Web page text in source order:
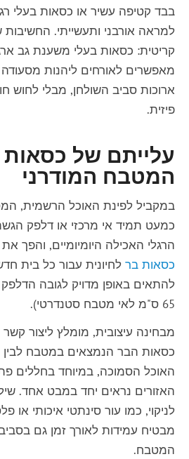
בבד קטיפה עשיר או כסאות בעלי
למראה אורבני ותעשייתי. החשיבות
קריטית: כסאות בעלי משענת גב
מאפשרים לאורחים ליהנות
ארוכות סביב השולחן, מבלי לחוש
פיזית.
עלייתם של כסאות
המטבח המודרני
במקביל לפינת האוכל הרשמית,
כמעט תמיד אי מרכזי או דלפק
הרגלי האכילה היומיומיים, והפך
כסאות ברלחיונית עבור כל בית
להתאים באופן מדויק לגובה
65 ס"מ לאי מטבח סטנדרטי).
מבחינה עיצובית, מומלץ ליצור קשר
כסאות הבר הנמצאים במטבח לבין
האוכל הסמוכה, במיוחד בחללים
האזורים נראים יחד במבט אחד.
לניקוי, כמו עור סינתטי איכותי או
מבטיח עמידות לאורך זמן גם
המטבח.